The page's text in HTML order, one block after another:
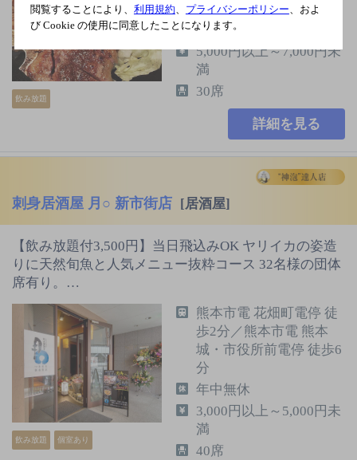
飲み放題
徒歩6分
日曜日
5,000円以上～7,000円未
満
30席
詳細を見る
刺身居酒屋 月○ 新市街店 [居酒屋]
【飲み放題付3,500円】当日飛込みOK ヤリイカの姿造
りに天然旬魚と人気メニュー抜粋コース 32名様の団体
席有り。…
飲み放題 個室あり
熊本市電 花畑町電停 徒
歩2分／熊本市電 熊本
城・市役所前電停 徒歩6
分
年中無休
3,000円以上～5,000円未
満
40席
閲覧することにより、 利用規約、 プライバシーポリシー、およ
び Cookie の使用に同意したことになります。